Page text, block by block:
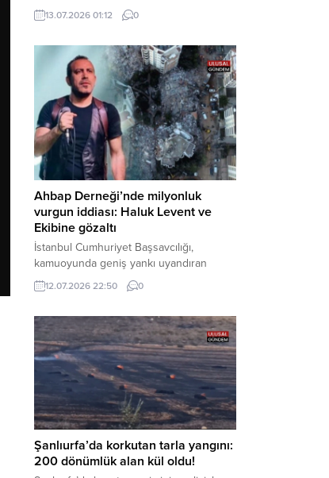
çıkarıldıkları mahkemece tutuklanarak
cezaevine gönderildi. Haber Merkezi –
tarafından yürütülen geniş kapsamlı
soruşturma çerçevesinde gözaltına
alınan şüphelilerin emniyetteki işlemleri
tamamlandı. Güvenlik birimlerindeki
sorgularının ardından yoğun güvenlik
önlemleri altında adliyeye sevk edilen
U.Y. ve...
13.07.2026 01:12 0
Ahbap Derneği’nde milyonluk
vurgun iddiası: Haluk Levent ve
Ekibine gözaltı
İstanbul Cumhuriyet Başsavcılığı,
kamuoyunda geniş yankı uyandıran
Ahbap Derneği’ne yönelik kapsamlı bir
soruşturma başlattığını ve Dernek
şüphelilerin gözaltına alındığını açıkladı.
Yürütülen tahkikatın “Dernekler
Kanunu’na muhalefet”, “suçtan
kaynaklanan mal varlığı değerlerini
aklama” ve “örgüt” suçlamaları
kapsamında derinleştirildiği bildirildi.
Haber Merkezi – Soruşturmanın
odağında, özellikle 6 Şubat...
12.07.2026 22:50 0
Şanlıurfa’da korkutan tarla yangını:
200 dönümlük alan kül oldu!